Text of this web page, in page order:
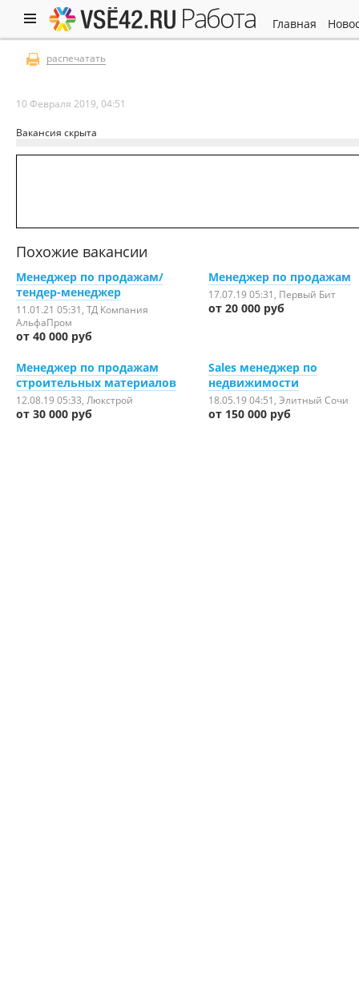
работа главная
распечатать
10 Февраля 2019, 04:51
Вакансия скрыта
Похожие вакансии
Менеджер по продажам/
тендер-менеджер
11.01.21 05:31 , ТД Компания
АльфаПром
от 40 000 руб
Менеджер по продажам
17.07.19 05:31 , Первый Бит
от 20 000 руб
Менеджер по продажам
строительных материалов
12.08.19 05:33 , Люкстрой
от 30 000 руб
Sales менеджер по
недвижимости
18.05.19 04:51 , Элитный Сочи
от 150 000 руб